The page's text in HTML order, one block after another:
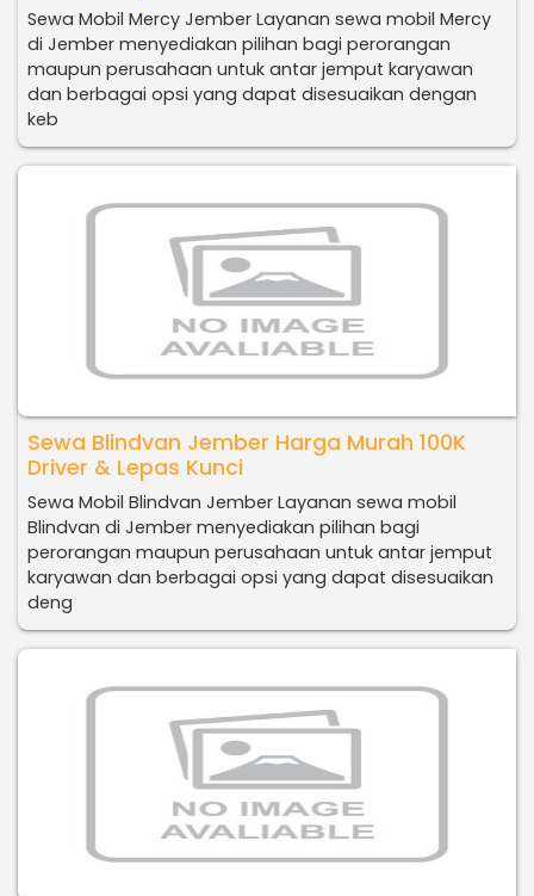
Sewa Mobil Mercy Jember Layanan sewa mobil Mercy
di Jember menyediakan pilihan bagi perorangan
maupun perusahaan untuk antar jemput karyawan
dan berbagai opsi yang dapat disesuaikan dengan
keb
Sewa Blindvan Jember Harga Murah 100K
Driver & Lepas Kunci
Sewa Mobil Blindvan Jember Layanan sewa mobil
Blindvan di Jember menyediakan pilihan bagi
perorangan maupun perusahaan untuk antar jemput
karyawan dan berbagai opsi yang dapat disesuaikan
deng